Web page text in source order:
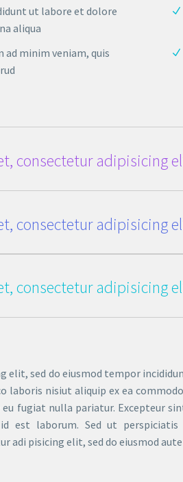
ut labore et dolore
aliqua
ad minim veniam, quis
consectetur adipisicing
consectetur adipisicing
consectetur adipisicing
elit, sed do eiusmod tempor
nisiut aliquip ex ea
fugiat nulla pariatur. Excepteur
est laborum. Sed ut
pisicing elit, sed do eiusmod